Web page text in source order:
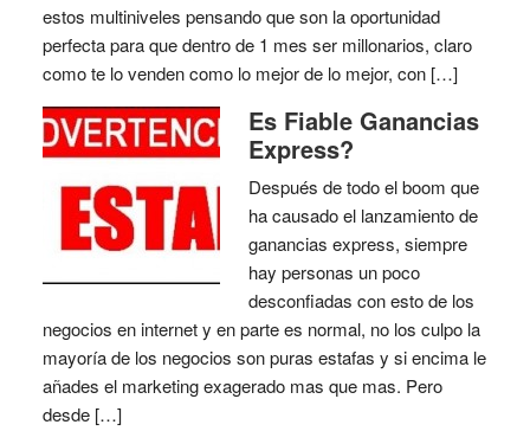
estos multiniveles pensando que son la oportunidad
perfecta para que dentro de 1 mes ser millonarios, claro
como te lo venden como lo mejor de lo mejor, con […]
Es Fiable Ganancias
Express?
Después de todo el boom que
ha causado el lanzamiento de
ganancias express, siempre
hay personas un poco
desconfiadas con esto de los
negocios en internet y en parte es normal, no los culpo la
mayoría de los negocios son puras estafas y si encima le
añades el marketing exagerado mas que mas. Pero
desde […]